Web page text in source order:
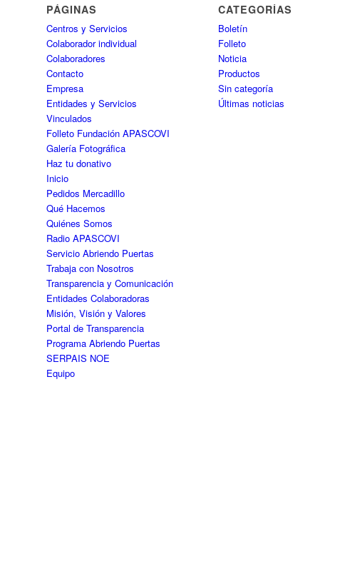
PÁGINAS
Centros y Servicios
Colaborador individual
Colaboradores
Contacto
Empresa
Entidades y Servicios
Vinculados
Folleto Fundación APASCOVI
Galería Fotográfica
Haz tu donativo
Inicio
Pedidos Mercadillo
Qué Hacemos
Quiénes Somos
Radio APASCOVI
Servicio Abriendo Puertas
Trabaja con Nosotros
Transparencia y Comunicación
Entidades Colaboradoras
Misión, Visión y Valores
Portal de Transparencia
Programa Abriendo Puertas
SERPAIS NOE
Equipo
CATEGORÍAS
Boletín
Folleto
Noticia
Productos
Sin categoría
Últimas noticias